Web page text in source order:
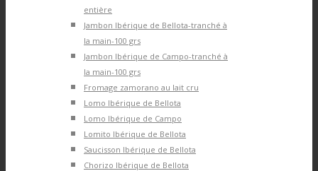
entière
Jambon Ibérique de Bellota-tranché à
la main-100 grs
Jambon Ibérique de Campo-tranché à
la main-100 grs
Fromage zamorano au lait cru
Lomo Ibérique de Bellota
Lomo Ibérique de Campo
Lomito Ibérique de Bellota
Saucisson Ibérique de Bellota
Chorizo Ibérique de Bellota